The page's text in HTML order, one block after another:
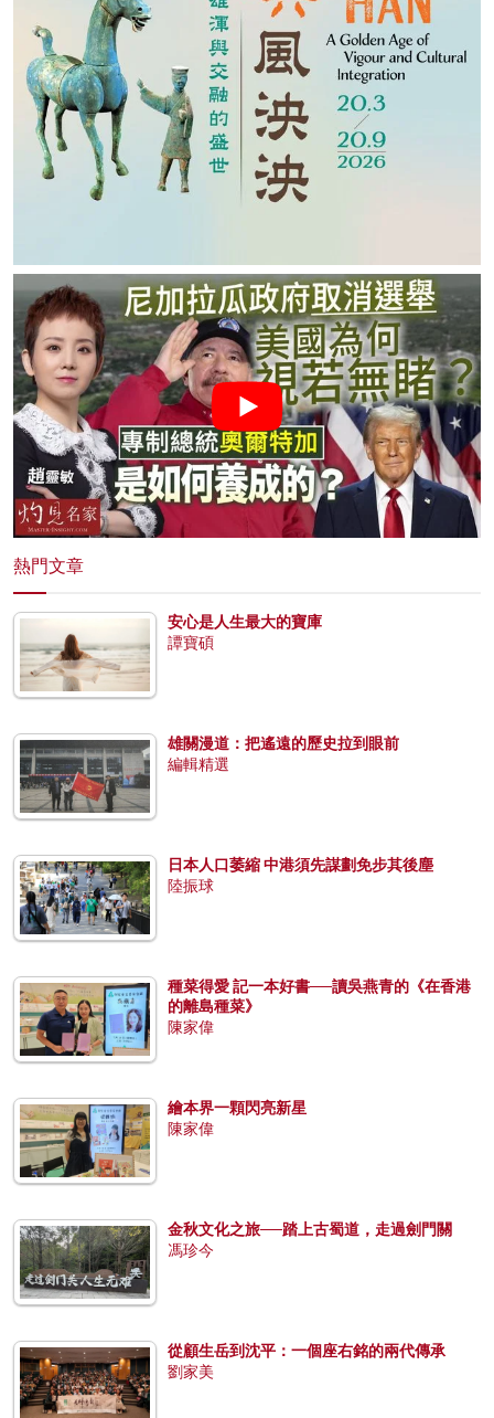
熱門文章
安心是人生最大的寶庫
譚寶碩
雄關漫道：把遙遠的歷史拉到眼前
編輯精選
日本人口萎縮 中港須先謀劃免步其後塵
陸振球
種菜得愛 記一本好書──讀吳燕青的《在香港
的離島種菜》
陳家偉
繪本界一顆閃亮新星
陳家偉
金秋文化之旅──踏上古蜀道，走過劍門關
馮珍今
從顧生岳到沈平：一個座右銘的兩代傳承
劉家美